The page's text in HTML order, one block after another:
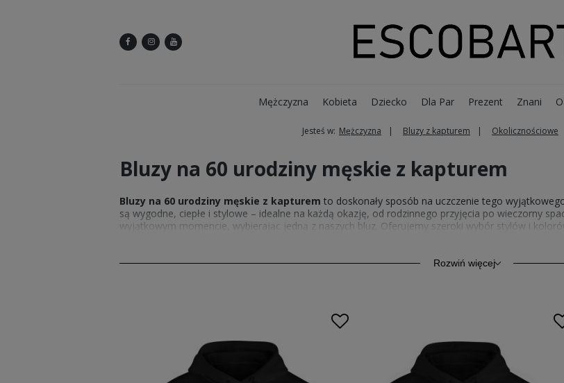
Mężczyzna Kobieta Dziecko Dla Par Prezent Znani
Jesteś w: Mężczyzna Bluzy z kapturem Okolicznościowe
Bluzy na 60 urodziny męskie z kapturem
Bluzy na 60 urodziny męskie z kapturem to doskonały sposób na uczczenie tego
są wygodne, ciepłe i stylowe – idealne na każdą okazję, od rodzinnego przyjęcia po wieczorny
wyjątkowym momencie, wybierając jedną z naszych bluz. Oferujemy szeroki wybór stylów i
Rozwiń więcej